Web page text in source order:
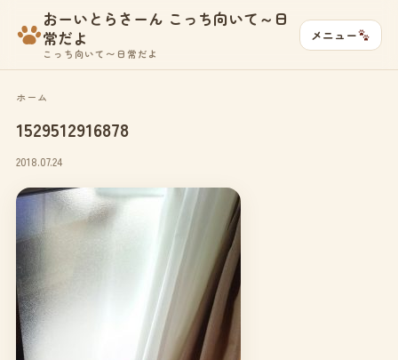
おーいとらさーん こっち向いて～日
常だよ
こっち向いて〜日常だよ
メニュー
ホーム
1529512916878
2018.07.24